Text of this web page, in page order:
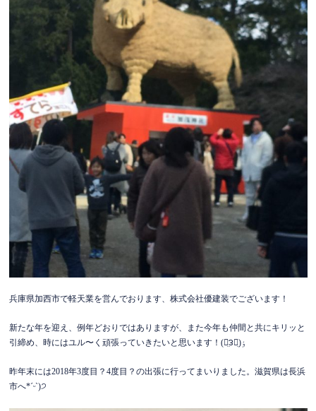
兵庫県加西市で軽天業を営んでおります、株式会社優建装でございます！
新たな年を迎え、例年どおりではありますが、また今年も仲間と共にキリッと
引締め、時にはユル〜く頑張っていきたいと思います！(ఠ̤౩ఠ̤)ٶ
昨年末には2018年3度目？4度目？の出張に行ってまいりました。滋賀県は長浜
市へ*ˊᵕˋ)੭